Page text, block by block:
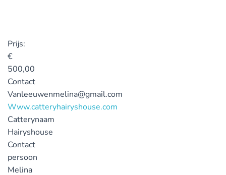
Prijs:
€
500,00
Contact
Vanleeuwenmelina@gmail.com
Www.catteryhairyshouse.com
Catterynaam
Hairyshouse
Contact
persoon
Melina